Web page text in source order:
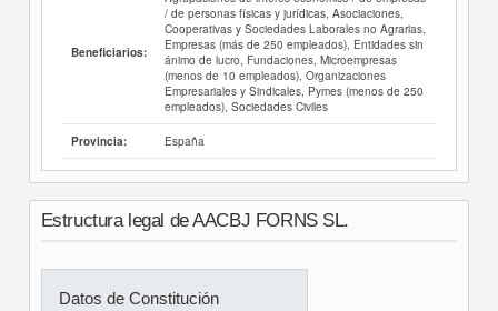
Beneficiarios:
/ de personas físicas y jurídicas, Asociaciones,
Cooperativas y Sociedades Laborales no Agrarias,
Empresas (más de 250 empleados), Entidades sin
ánimo de lucro, Fundaciones, Microempresas
(menos de 10 empleados), Organizaciones
Empresariales y Sindicales, Pymes (menos de 250
empleados), Sociedades Civiles
Provincia: España
Estructura legal de AACBJ FORNS SL.
Datos de Constitución